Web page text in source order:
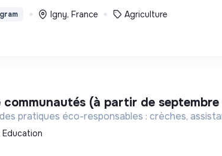
Igny, France Agriculture
communautés (à partir de
pratiques éco-responsables : crèches,
Education